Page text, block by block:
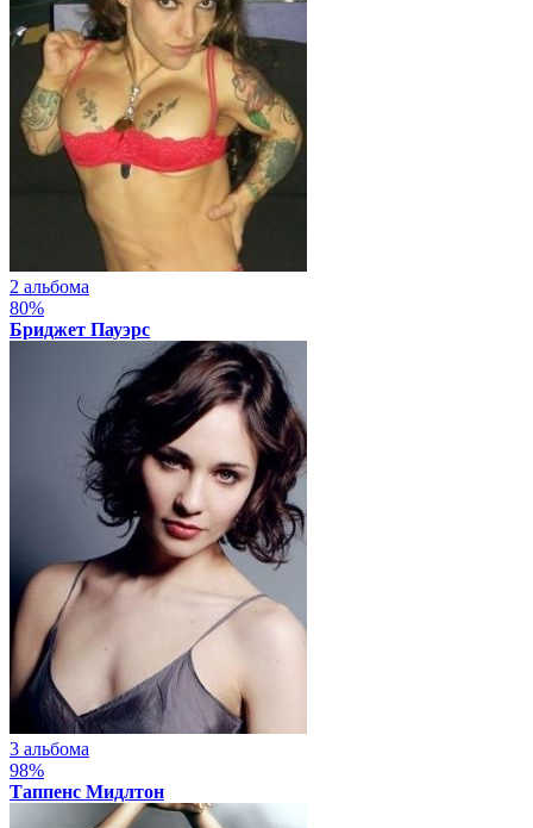
2 альбома
80%
Бриджет Пауэрс
3 альбома
98%
Таппенс Мидлтон